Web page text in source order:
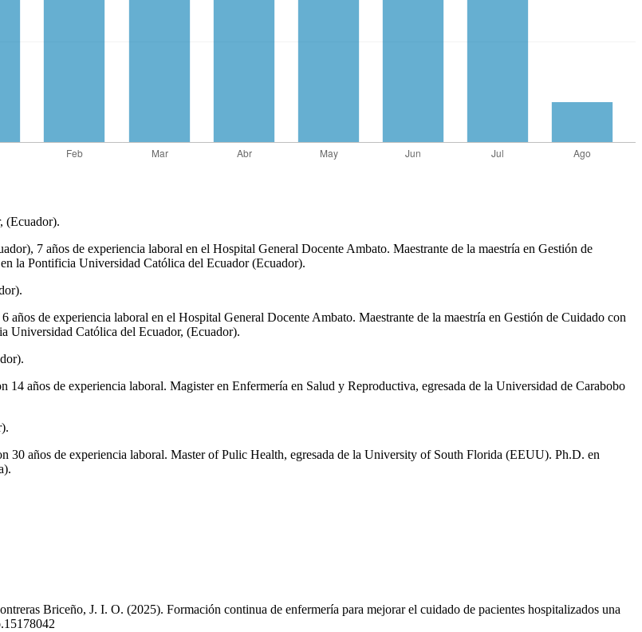
(Ecuador).
7 años de experiencia laboral en el Hospital General Docente Ambato. Maestrante de la maestría en Gestión de
la Pontificia Universidad Católica del Ecuador (Ecuador).
de experiencia laboral en el Hospital General Docente Ambato. Maestrante de la maestría en Gestión de Cuidado con
Universidad Católica del Ecuador, (Ecuador).
años de experiencia laboral. Magister en Enfermería en Salud y Reproductiva, egresada de la Universidad de Carabobo
30 años de experiencia laboral. Master of Pulic Health, egresada de la University of South Florida (EEUU). Ph.D. en
Briceño, J. I. O. (2025). Formación continua de enfermería para mejorar el cuidado de pacientes hospitalizados una